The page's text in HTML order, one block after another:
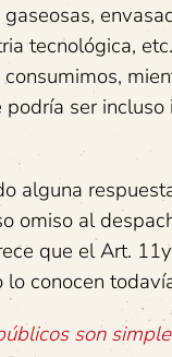
tecnológica,
ser
alguna
omiso al
que el Art.
lo conocen
son